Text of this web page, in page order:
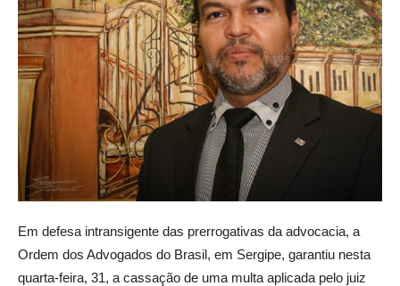
Em defesa intransigente das prerrogativas da advocacia, a
Ordem dos Advogados do Brasil, em Sergipe, garantiu nesta
quarta-feira, 31, a cassação de uma multa aplicada pelo juiz